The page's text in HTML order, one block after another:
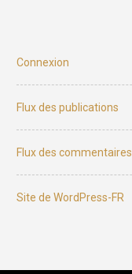
Connexion
Flux des publications
Flux des commentaires
Site de WordPress-FR